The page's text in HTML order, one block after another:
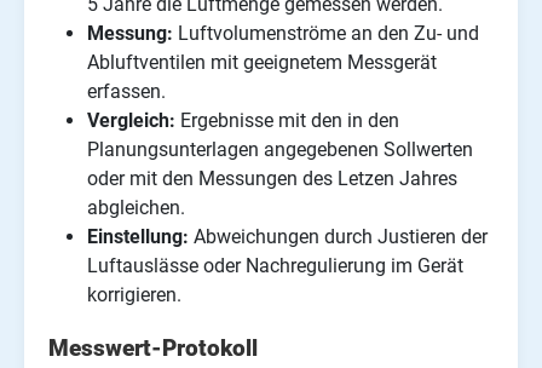
Messung: Luftvolumenströme an den Zu- und
Abluftventilen mit geeignetem Messgerät
erfassen.
Vergleich: Ergebnisse mit den in den
Planungsunterlagen angegebenen Sollwerten
oder mit den Messungen des Letzen Jahres
abgleichen.
Einstellung: Abweichungen durch Justieren der
Luftauslässe oder Nachregulierung im Gerät
korrigieren.
Messwert-Protokoll